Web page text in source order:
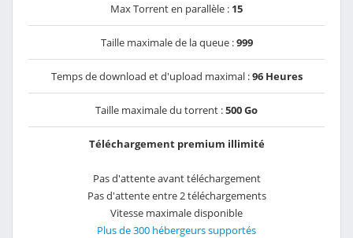
Max Torrent en parallèle : 15
Taille maximale de la queue :999
Temps de download et d'upload maximal :96 Heures
Taille maximale du torrent :500 Go
Téléchargement premium illimité
Pas d'attente avant téléchargement
Pas d'attente entre 2 téléchargements
Vitesse maximale disponible
Plus de 300 hébergeurs supportés